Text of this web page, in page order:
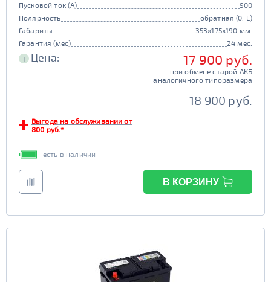
Пусковой ток (А)
900
Полярность
обратная (0, L)
Габариты
353x175x190 мм.
Гарантия (мес)
24 мес.
i Цена: 17 900 руб.
при обмене старой АКБ
аналогичного типоразмера
18 900 руб.
Выгода на обслуживании от
800 руб.*
есть в наличии
В КОРЗИНУ